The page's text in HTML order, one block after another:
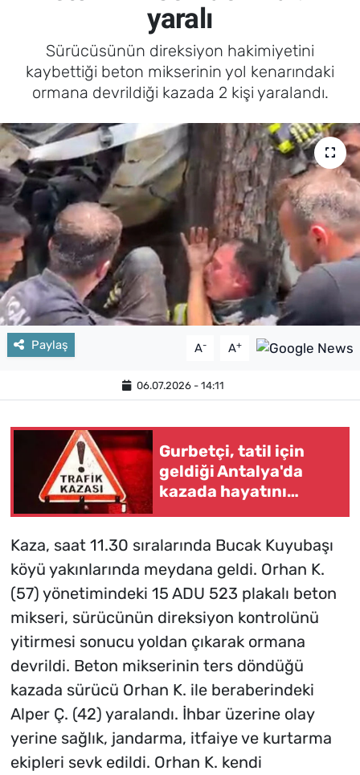
yaralı
Sürücüsünün direksiyon hakimiyetini
kaybettiği beton mikserinin yol kenarındaki
ormana devrildiği kazada 2 kişi yaralandı.
Paylaş A- A+
06.07.2026 - 14:11
Gurbetçi, tatil için
geldiği Antalya'da
kazada hayatını
Kaza, saat 11.30 sıralarında Bucak Kuyubaşı
köyü yakınlarında meydana geldi. Orhan K.
(57) yönetimindeki 15 ADU 523 plakalı beton
mikseri, sürücünün direksiyon kontrolünü
yitirmesi sonucu yoldan çıkarak ormana
devrildi. Beton mikserinin ters döndüğü
kazada sürücü Orhan K. ile beraberindeki
Alper Ç. (42) yaralandı. İhbar üzerine olay
yerine sağlık, jandarma, itfaiye ve kurtarma
ekipleri sevk edildi. Orhan K. kendi